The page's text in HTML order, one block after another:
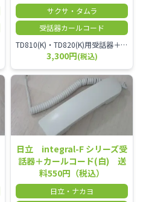
サクサ・タムラ
受話器カールコード
TD810(K)・TD820(K)用受話器＋カールコード セット／本商品は中古品となります。 写真では分かりにくいキズ・汚れなどの使用感があります。 予めご理解・ご了承頂きますようお願いいたします。
3,300円(税込)
日立 integral-F シリーズ受
話器＋カールコード(白) 送
料550円（税込）
日立・ナカヨ